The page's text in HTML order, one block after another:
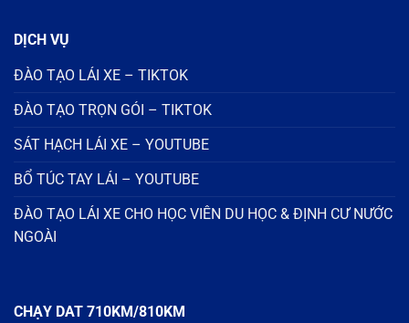
DỊCH VỤ
ĐÀO TẠO LÁI XE – TIKTOK
ĐÀO TẠO TRỌN GÓI – TIKTOK
SÁT HẠCH LÁI XE – YOUTUBE
BỔ TÚC TAY LÁI – YOUTUBE
ĐÀO TẠO LÁI XE CHO HỌC VIÊN DU HỌC & ĐỊNH CƯ NƯỚC
NGOÀI
CHẠY DAT 710KM/810KM